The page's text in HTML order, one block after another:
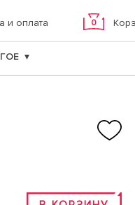
и оплата 0